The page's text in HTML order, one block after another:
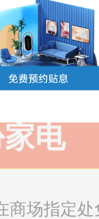
50元
电
商场指定